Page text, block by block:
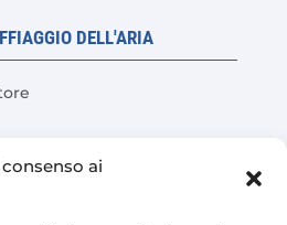
ai
DELL'ARIA
sui costi